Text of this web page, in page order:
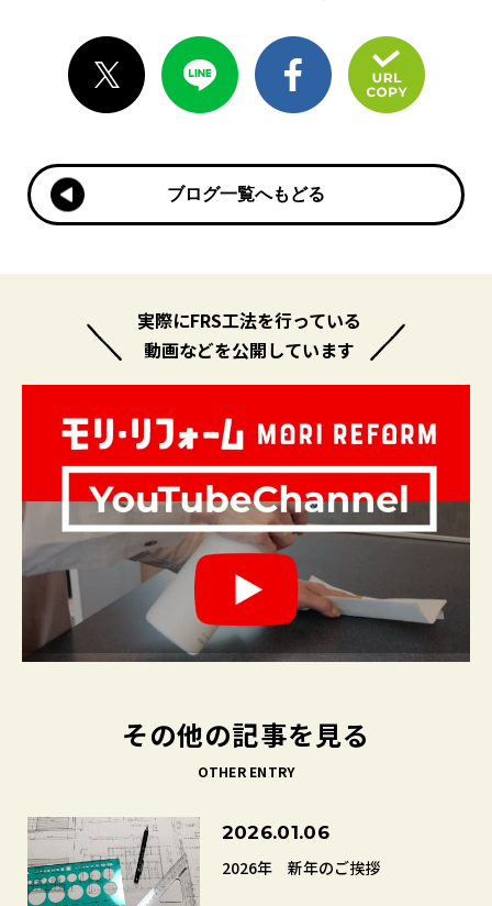
ブログ一覧へもどる
ブログ一覧へもどる
実際にFRS工法を行っている
動画などを公開しています
その他の記事を見る
OTHER ENTRY
2026.01.06
2026年 新年のご挨拶